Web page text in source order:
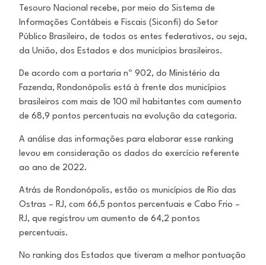
Tesouro Nacional recebe, por meio do Sistema de
Informações Contábeis e Fiscais (Siconfi) do Setor
Público Brasileiro, de todos os entes federativos, ou seja,
da União, dos Estados e dos municípios brasileiros.
De acordo com a portaria nº 902, do Ministério da
Fazenda, Rondonópolis está à frente dos municípios
brasileiros com mais de 100 mil habitantes com aumento
de 68,9 pontos percentuais na evolução da categoria.
A análise das informações para elaborar esse ranking
levou em consideração os dados do exercício referente
ao ano de 2022.
Atrás de Rondonópolis, estão os municípios de Rio das
Ostras – RJ, com 66,5 pontos percentuais e Cabo Frio –
RJ, que registrou um aumento de 64,2 pontos
percentuais.
No ranking dos Estados que tiveram a melhor pontuação